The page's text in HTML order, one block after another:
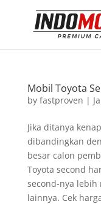
Mobil Toyota
by fastproven |
Jika ditanya
dibandingkan
besar calon
Toyota second
second-nya
lainnya. Cek